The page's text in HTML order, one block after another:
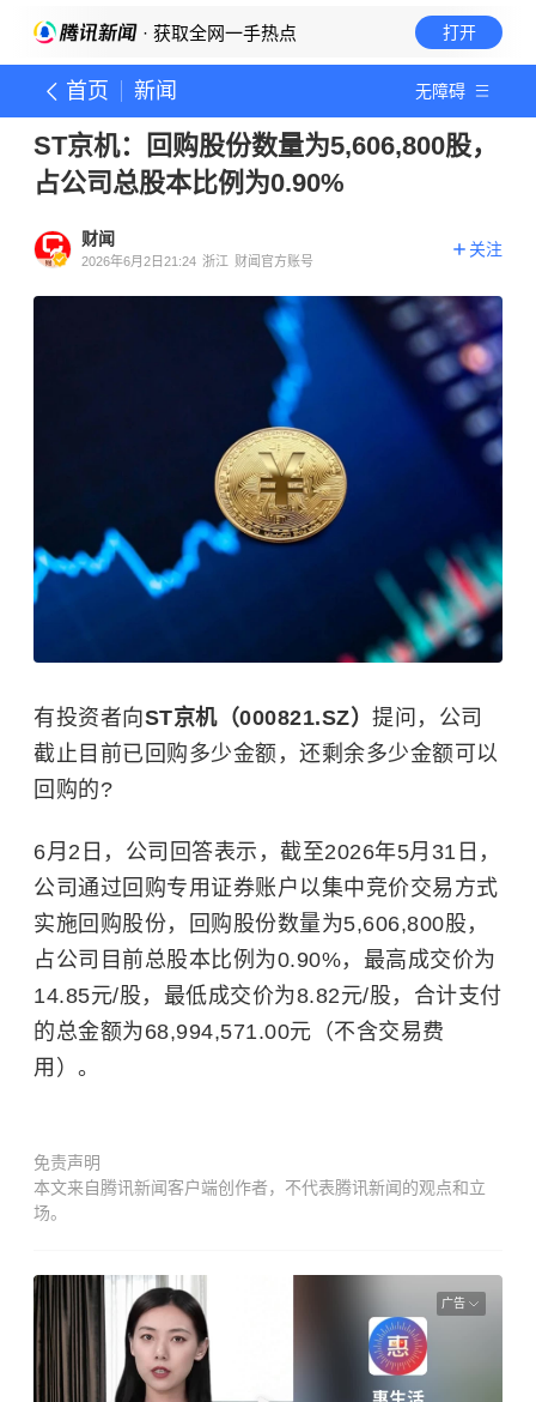
· 获取全网一手热点 打开
首页 新闻 无障碍
ST京机：回购股份数量为5,606,800股，
占公司总股本比例为0.90%
财闻
2026年6月2日21:24 浙江 财闻官方账号
关注
有投资者向ST京机（000821.SZ） 提问，公司
截止目前已回购多少金额，还剩余多少金额可以
回购的?
6月2日，公司回答表示，截至2026年5月31日，
公司通过回购专用证券账户以集中竞价交易方式
实施回购股份，回购股份数量为5,606,800股，
占公司目前总股本比例为0.90%，最高成交价为
14.85元/股，最低成交价为8.82元/股，合计支付
的总金额为68,994,571.00元（不含交易费
用）。
免责声明
本文来自腾讯新闻客户端创作者，不代表腾讯新闻的观点和立
场。
广告